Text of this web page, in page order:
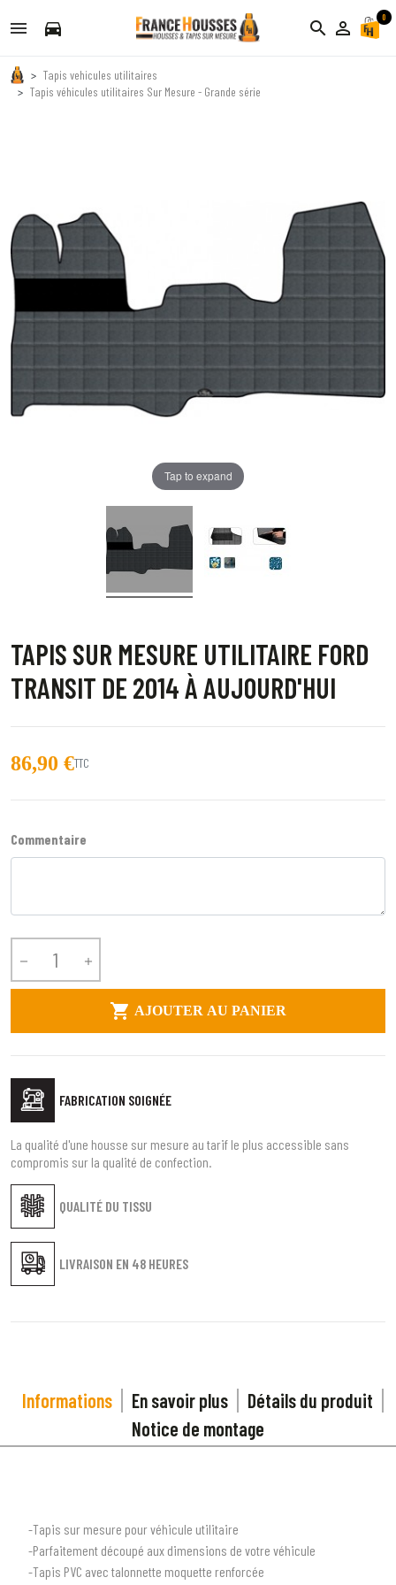
directions_car search person_outline
0
Tapis vehicules utilitaires
Tapis véhicules utilitaires Sur Mesure - Grande série
Tap to expand
TAPIS SUR MESURE UTILITAIRE FORD
TRANSIT DE 2014 À AUJOURD'HUI
86,90 €TTC
Commentaire
 
 AJOUTER AU PANIER
FABRICATION SOIGNÉE
QUALITÉ DU TISSU
LIVRAISON EN 48 HEURES
La qualité d'une housse sur mesure au tarif le plus accessible sans
compromis sur la qualité de confection.
Informations En savoir plus
Détails du produit
Notice de montage
-Tapis sur mesure pour véhicule utilitaire
-Parfaitement découpé aux dimensions de votre véhicule
-Tapis PVC avec talonnette moquette renforcée